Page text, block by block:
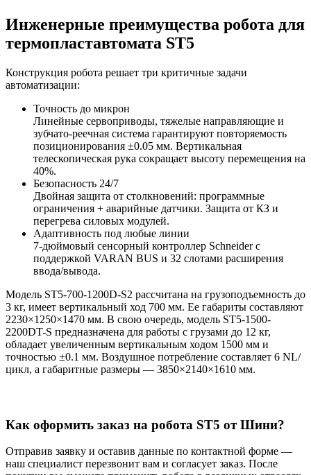
Инженерные преимущества робота для
термопластавтомата ST5
Конструкция робота решает три критичные задачи
автоматизации:
Точность до микрон
Линейные сервоприводы, тяжелые направляющие и
зубчато-реечная система гарантируют повторяемость
позиционирования ±0.05 мм. Вертикальная
телескопическая рука сокращает высоту перемещения на
40%.
Безопасность 24/7
Двойная защита от столкновений: программные
ограничения + аварийные датчики. Защита от КЗ и
перегрева силовых модулей.
Адаптивность под любые линии
7-дюймовый сенсорный контроллер Schneider с
поддержкой VARAN BUS и 32 слотами расширения
ввода/вывода.
Модель ST5-700-1200D-S2 рассчитана на грузоподъемность до
3 кг, имеет вертикальный ход 700 мм. Ее габариты составляют
2230×1250×1470 мм. В свою очередь, модель ST5-1500-
2200DT-S предназначена для работы с грузами до 12 кг,
обладает увеличенным вертикальным ходом 1500 мм и
точностью ±0.1 мм. Воздушное потребление составляет 6 NL/
цикл, а габаритные размеры — 3850×2140×1610 мм.
Как оформить заказ на робота ST5 от Шини?
Отправив заявку и оставив данные по контактной форме —
наш специалист перезвонит вам и согласует заказ. После